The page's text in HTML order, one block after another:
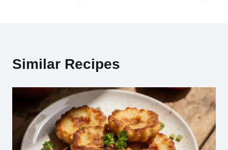
Similar Recipes